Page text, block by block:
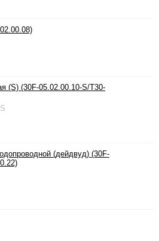
(S) (30F-05.02.00.10-S/T30-
(дейдвуд) (30F-